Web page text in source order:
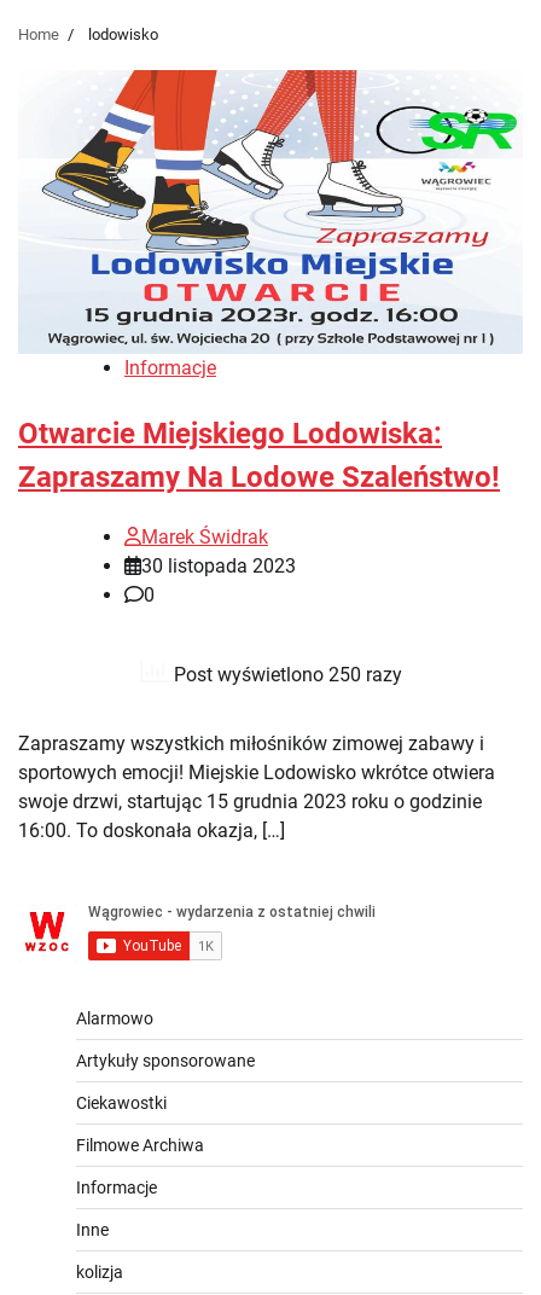
Home lodowisko
Informacje
Otwarcie Miejskiego Lodowiska:
Zapraszamy Na Lodowe Szaleństwo!
Marek Świdrak
30 listopada 2023
0
Post wyświetlono 250 razy
Zapraszamy wszystkich miłośników zimowej zabawy i
sportowych emocji! Miejskie Lodowisko wkrótce otwiera
swoje drzwi, startując 15 grudnia 2023 roku o godzinie
16:00. To doskonała okazja, […]
Alarmowo
Artykuły sponsorowane
Ciekawostki
Filmowe Archiwa
Informacje
Inne
kolizja